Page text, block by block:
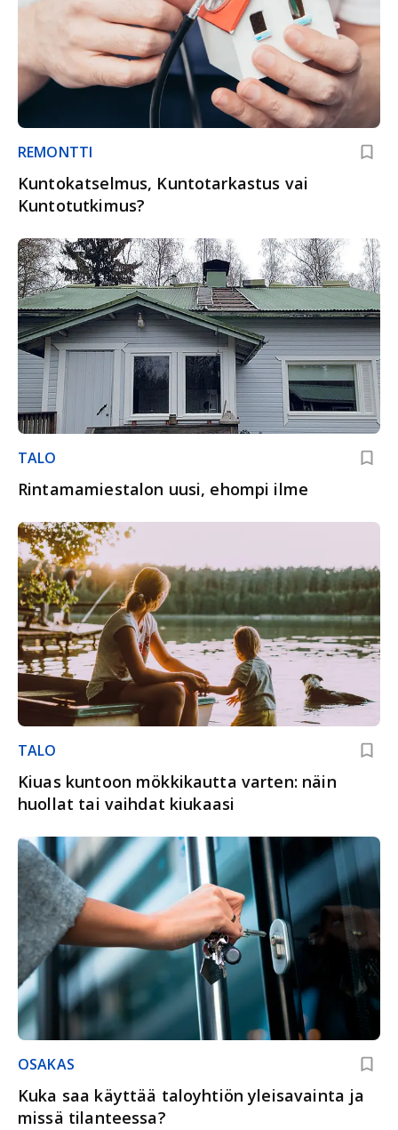
REMONTTI
Kuntokatselmus, Kuntotarkastus vai
Kuntotutkimus?
TALO
Rintamamiestalon uusi, ehompi ilme
TALO
Kiuas kuntoon mökkikautta varten: näin
huollat tai vaihdat kiukaasi
OSAKAS
Kuka saa käyttää taloyhtiön yleisavainta ja
missä tilanteessa?